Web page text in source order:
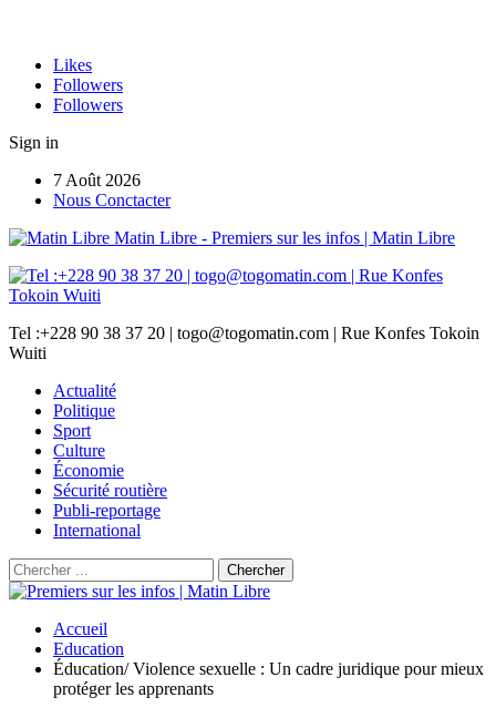
Likes
Followers
Followers
Sign in
7 Août 2026
Nous Conctacter
Matin Libre - Premiers sur les infos | Matin Libre
Tel :+228 90 38 37 20 | togo@togomatin.com | Rue Konfes Tokoin
Wuiti
Actualité
Politique
Sport
Culture
Économie
Sécurité routière
Publi-reportage
International
Accueil
Education
Éducation/ Violence sexuelle : Un cadre juridique pour mieux
protéger les apprenants